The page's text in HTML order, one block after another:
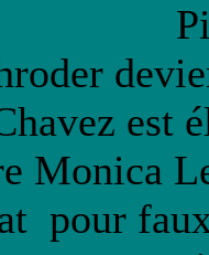
est
Monica
pour